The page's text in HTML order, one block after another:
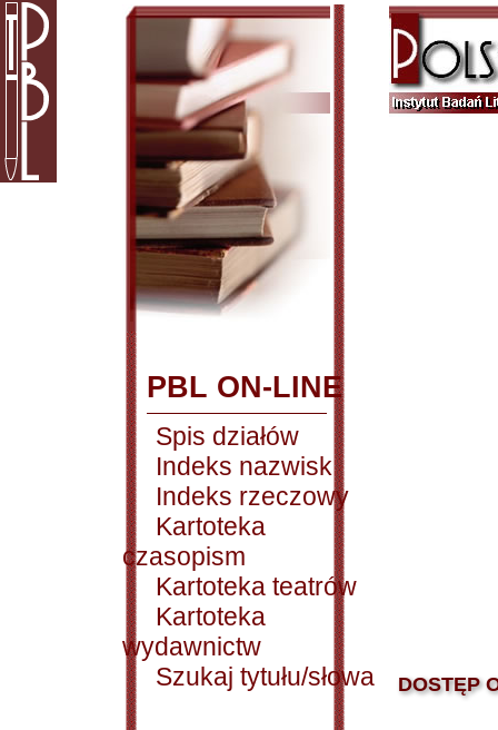
PBL ON-LINE
Spis działów
Indeks nazwisk
Indeks rzeczowy
Kartoteka
czasopism
Kartoteka teatrów
Kartoteka
wydawnictw
Szukaj tytułu/słowa
DOSTĘP